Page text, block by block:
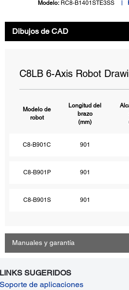
Modelo: RC8-B1401STE3SS
Dibujos de CAD
C8LB 6-Axis Robot
Modelo de
robot
Longitud del
brazo
(mm)
C8-B901C 901
C8-B901P 901
C8-B901S 901
Manuales y garantía
LINKS SUGERIDOS
Soporte de aplicaciones